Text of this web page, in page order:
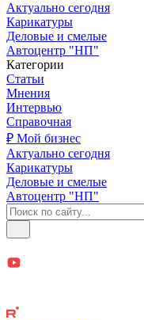
Актуально сегодня
Карикатуры
Деловые и смелые
Автоцентр "НП"
Категории
Статьи
Мнения
Интервью
Справочная
₽ Мой бизнес
Актуально сегодня
Карикатуры
Деловые и смелые
Автоцентр "НП"